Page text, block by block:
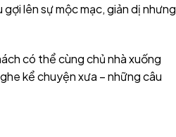
lên sự mộc mạc, giản dị nhưng
có thể cùng chủ nhà xuống
kể chuyện xưa – những câu